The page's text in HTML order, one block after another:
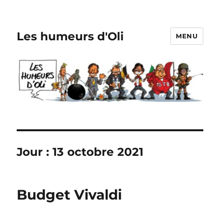
Les humeurs d'Oli MENU
Jour :13 octobre 2021
Budget Vivaldi